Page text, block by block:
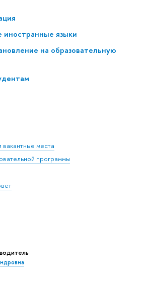
языки
на образовательную
вакантные места
программы